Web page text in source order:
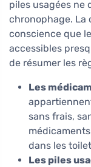
piles usagées ne
chronophage. La
conscience que
accessibles
de résumer les
Les
sans frais,
dans les
Les piles